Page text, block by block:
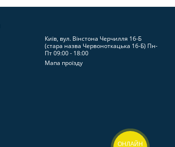
Київ, вул. Вінстона Черчилля 16-Б
(стара назва Червоноткацька 16-Б) Пн-
Пт 09:00 - 18:00
Мапа проїзду
ОНЛАЙН